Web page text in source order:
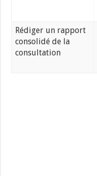
Rédiger un rapport
consolidé de la
consultation